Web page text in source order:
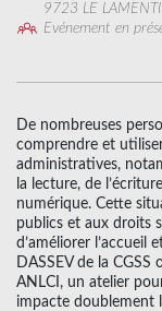
9723 LE
Evénement en
De nombreuses
comprendre et
administratives,
la lecture, de
numérique. Cette
publics et aux droits
d’améliorer l’accueil
DASSEV de la
ANLCI, un atelier
impacte doublement